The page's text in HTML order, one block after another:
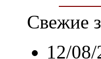
Свежие
12/